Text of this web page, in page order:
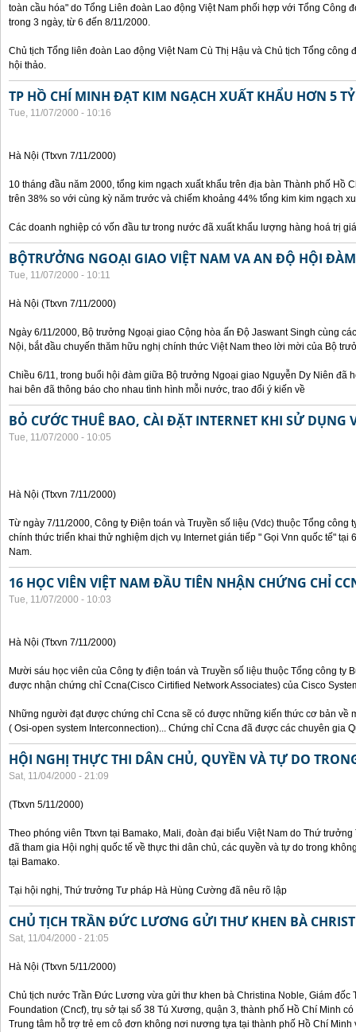
toàn cầu hóa" do Tổng Liên đoàn Lao động Việt Nam phối hợp với Tổng Công
trong 3 ngày, từ 6 đến 8/11/2000.
Chủ tịch Tổng liên đoàn Lao động Việt Nam Cù Thị Hậu và Chủ tịch Tổng công
hội thảo.
TP HỒ CHÍ MINH ĐẠT KIM NGẠCH XUẤT KHẨU HƠN 5
Tue, 11/07/2000 - 10:16
Hà Nội (Ttxvn 7/11/2000)
10 tháng đầu năm 2000, tổng kim ngạch xuất khẩu trên địa bàn Thành phố Hồ
trên 38% so với cùng kỳ năm trước và chiếm khoảng 44% tổng kim kim ngạch
Các doanh nghiệp có vốn đầu tư trong nước đã xuất khẩu lượng hàng hoá trị
BỘTRƯỞNG NGOẠI GIAO VIỆT NAM VA AN ĐỘ HỘI ĐÀM
Tue, 11/07/2000 - 10:11
Hà Nội (Ttxvn 7/11/2000)
Ngày 6/11/2000, Bộ trưởng Ngoại giao Cộng hòa ấn Độ Jaswant Singh cùng
Nội, bắt đầu chuyến thăm hữu nghị chính thức Việt Nam theo lời mời của Bộ
Chiều 6/11, trong buổi hội đàm giữa Bộ trưởng Ngoại giao Nguyễn Dy Niên đã
hai bên đã thông báo cho nhau tình hình mỗi nước, trao đổi ý kiến về
BỎ CƯỚC THUÊ BAO, CÀI ĐẶT INTERNET KHI SỬ DỤNG
Tue, 11/07/2000 - 10:05
Hà Nội (Ttxvn 7/11/2000)
Từ ngày 7/11/2000, Công ty Điện toán và Truyền số liệu (Vdc) thuộc Tổng công
chính thức triển khai thử nghiệm dịch vụ Internet gián tiếp " Gọi Vnn quốc tế" tại
Nam.
16 HỌC VIÊN VIỆT NAM ĐẦU TIÊN NHẬN CHỨNG CHỈ
Tue, 11/07/2000 - 10:03
Hà Nội (Ttxvn 7/11/2000)
Mười sáu học viên của Công ty điện toán và Truyền số liệu thuộc Tổng công ty
được nhận chứng chỉ Ccna(Cisco Cirtified Network Associates) của Cisco
Những người đạt được chứng chỉ Ccna sẽ có được những kiến thức cơ bản về
( Osi-open system Interconnection)... Chứng chỉ Ccna đã được các chuyên gia
HỘI NGHỊ THỰC THI DÂN CHỦ, QUYỀN VÀ TỰ DO
Sat, 11/04/2000 - 21:09
(Ttxvn 5/11/2000)
Theo phóng viên Ttxvn tại Bamako, Mali, đoàn đại biểu Việt Nam do Thứ
đã tham gia Hội nghị quốc tế về thực thi dân chủ, các quyền và tự do trong
tại Bamako.
Tại hội nghị, Thứ trưởng Tư pháp Hà Hùng Cường đã nêu rõ lập
CHỦ TỊCH TRẦN ĐỨC LƯƠNG GỬI THƯ KHEN BÀ
Sat, 11/04/2000 - 21:05
Hà Nội (Ttxvn 5/11/2000)
Chủ tịch nước Trần Đức Lương vừa gửi thư khen bà Christina Noble, Giám đốc
Foundation (Cncf), trụ sở tại số 38 Tú Xương, quận 3, thành phố Hồ Chí Minh
Trung tâm hỗ trợ trẻ em cô đơn không nơi nương tựa tại thành phố Hồ Chí Minh